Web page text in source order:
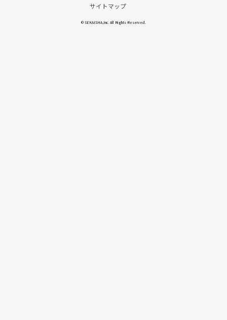
サイトマップ
© SEKAISHA,Inc. All Rights Reserved.